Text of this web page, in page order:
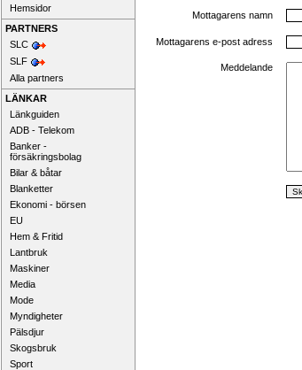
Hemsidor
PARTNERS
SLC
SLF
Alla partners
LÄNKAR
Länkguiden
ADB - Telekom
Banker -
försäkringsbolag
Bilar & båtar
Blanketter
Ekonomi - börsen
EU
Hem & Fritid
Lantbruk
Maskiner
Media
Mode
Myndigheter
Pälsdjur
Skogsbruk
Sport
Mottagarens namn
Mottagarens e-post adress
Meddelande